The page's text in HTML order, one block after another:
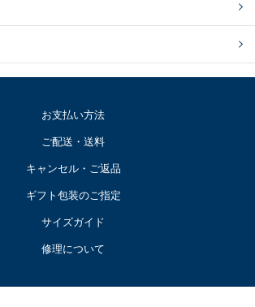
お支払い方法
ご配送・送料
キャンセル・ご返品
ギフト包装のご指定
サイズガイド
修理について